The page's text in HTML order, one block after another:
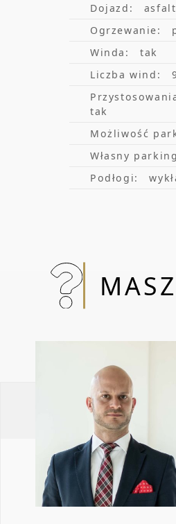
Dojazd:
asfalt
Ogrzewanie:
Winda:
tak
Liczba wind:
tak
Możliwość
Własny
Podłogi: